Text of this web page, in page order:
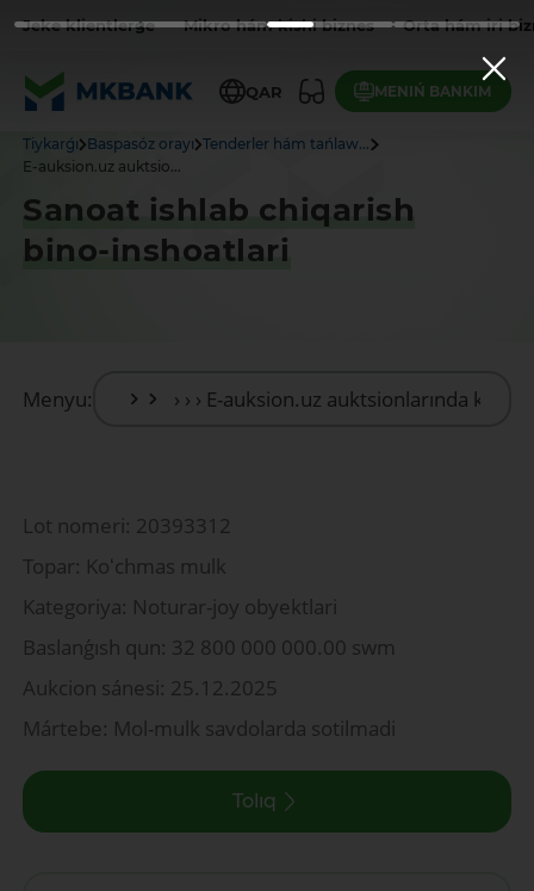
Jeke klientlerge Mikro hám kishi biznes Orta hám iri
QAR MENIŃ BANKIM
Tiykarǵı Baspasóz orayı Tenderler hám tańlaw...
E-auksion.uz auktsio...
Sanoat ishlab chiqarish
bino-inshoatlari
Menyu:
Lot nomeri: 20393312
Topar: Koʻchmas mulk
Kategoriya: Noturar-joy obyektlari
Baslanǵısh qun: 32 800 000 000.00 swm
Aukcion sánesi: 25.12.2025
Mártebe: Mol-mulk savdolarda sotilmadi
Tolıq